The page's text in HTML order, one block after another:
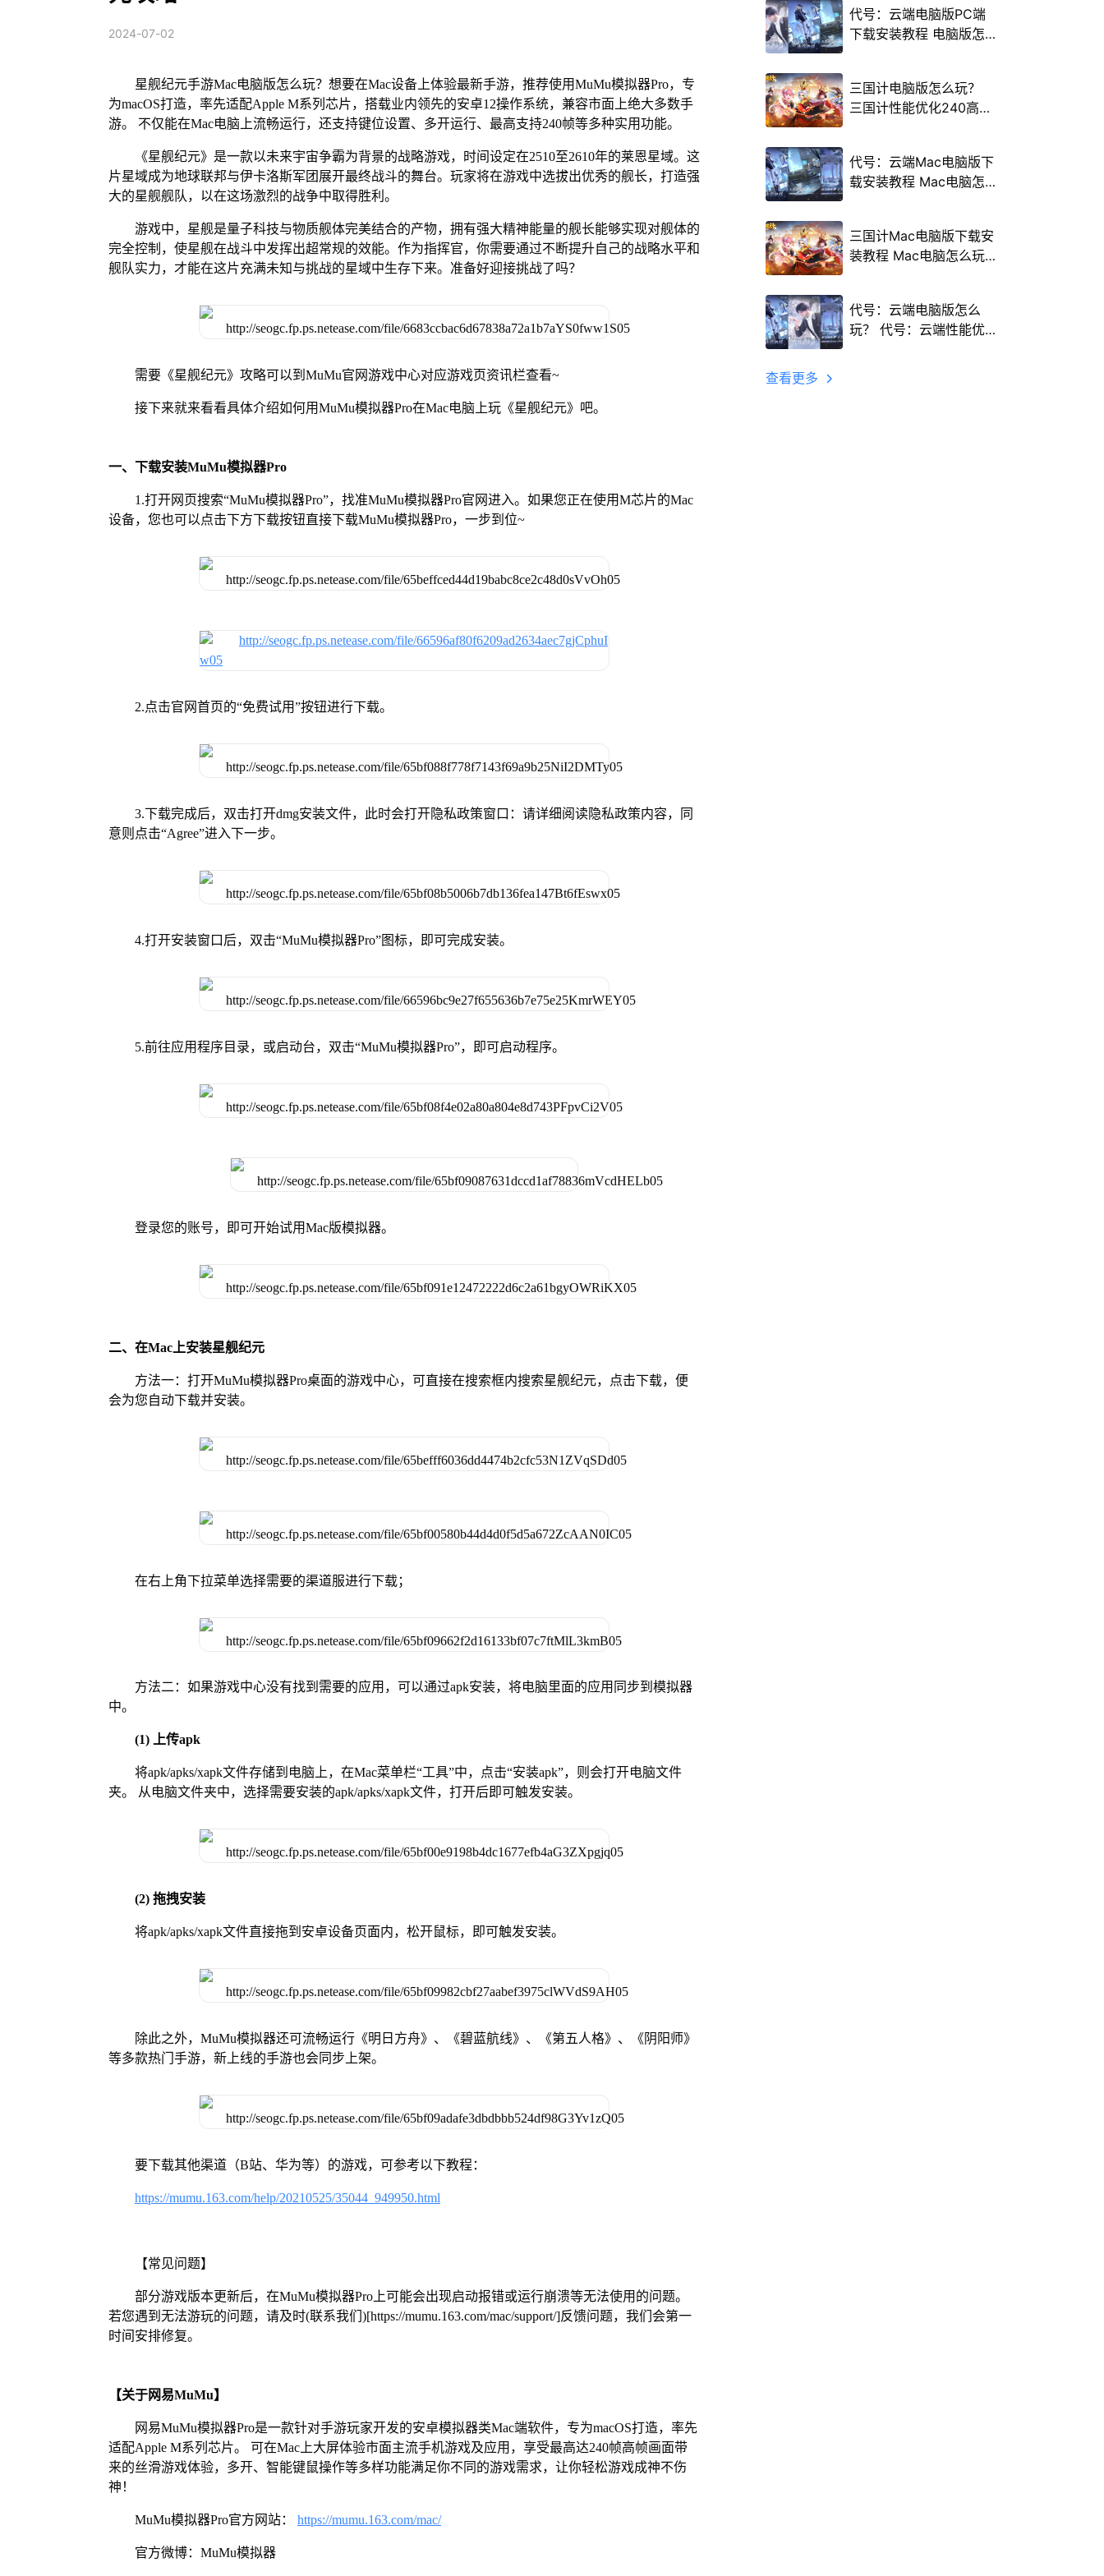
2024-07-02
星舰纪元手游Mac电脑版怎么玩？想要在Mac设备上体验最新手游，推荐使用MuMu模拟器Pro，专
为macOS打造，率先适配Apple M系列芯片，搭载业内领先的安卓12操作系统，兼容市面上绝大多数手
游。 不仅能在Mac电脑上流畅运行，还支持键位设置、多开运行、最高支持240帧等多种实用功能。
《星舰纪元》是一款以未来宇宙争霸为背景的战略游戏，时间设定在2510至2610年的莱恩星域。这
片星域成为地球联邦与伊卡洛斯军团展开最终战斗的舞台。玩家将在游戏中选拔出优秀的舰长，打造强
大的星舰舰队，以在这场激烈的战争中取得胜利。
游戏中，星舰是量子科技与物质舰体完美结合的产物，拥有强大精神能量的舰长能够实现对舰体的
完全控制，使星舰在战斗中发挥出超常规的效能。作为指挥官，你需要通过不断提升自己的战略水平和
舰队实力，才能在这片充满未知与挑战的星域中生存下来。准备好迎接挑战了吗？
需要《星舰纪元》攻略可以到MuMu官网游戏中心对应游戏页资讯栏查看~
接下来就来看看具体介绍如何用MuMu模拟器Pro在Mac电脑上玩《星舰纪元》吧。
一、下载安装MuMu模拟器Pro
1.打开网页搜索“MuMu模拟器Pro”，找准MuMu模拟器Pro官网进入。如果您正在使用M芯片的Mac
设备，您也可以点击下方下载按钮直接下载MuMu模拟器Pro，一步到位~
2.点击官网首页的“免费试用”按钮进行下载。
3.下载完成后，双击打开dmg安装文件，此时会打开隐私政策窗口：请详细阅读隐私政策内容，同
意则点击“Agree”进入下一步。
4.打开安装窗口后，双击“MuMu模拟器Pro”图标，即可完成安装。
5.前往应用程序目录，或启动台，双击“MuMu模拟器Pro”，即可启动程序。
登录您的账号，即可开始试用Mac版模拟器。
二、在Mac上安装星舰纪元
方法一：打开MuMu模拟器Pro桌面的游戏中心，可直接在搜索框内搜索星舰纪元，点击下载，便
会为您自动下载并安装。
在右上角下拉菜单选择需要的渠道服进行下载；
方法二：如果游戏中心没有找到需要的应用，可以通过apk安装，将电脑里面的应用同步到模拟器
中。
(1) 上传apk
将apk/apks/xapk文件存储到电脑上，在Mac菜单栏“工具”中，点击“安装apk”，则会打开电脑文件
夹。 从电脑文件夹中，选择需要安装的apk/apks/xapk文件，打开后即可触发安装。
(2) 拖拽安装
将apk/apks/xapk文件直接拖到安卓设备页面内，松开鼠标，即可触发安装。
除此之外，MuMu模拟器还可流畅运行《明日方舟》、《碧蓝航线》、《第五人格》、《阴阳师》
等多款热门手游，新上线的手游也会同步上架。
要下载其他渠道（B站、华为等）的游戏，可参考以下教程：
https://mumu.163.com/help/20210525/35044_949950.html
【常见问题】
部分游戏版本更新后，在MuMu模拟器Pro上可能会出现启动报错或运行崩溃等无法使用的问题。
若您遇到无法游玩的问题，请及时(联系我们)[https://mumu.163.com/mac/support/]反馈问题，我们会第一
时间安排修复。
【关于网易MuMu】
网易MuMu模拟器Pro是一款针对手游玩家开发的安卓模拟器类Mac端软件，专为macOS打造，率先
适配Apple M系列芯片。 可在Mac上大屏体验市面主流手机游戏及应用，享受最高达240帧高帧画面带
来的丝滑游戏体验，多开、智能键鼠操作等多样功能满足你不同的游戏需求，让你轻松游戏成神不伤
神！
MuMu模拟器Pro官方网站： https://mumu.163.com/mac/
官方微博：MuMu模拟器
代号：云端电脑版PC端
下载安装教程 电脑版怎
三国计电脑版怎么玩？
三国计性能优化240高帧
代号：云端Mac电脑版下
载安装教程 Mac电脑怎
三国计Mac电脑版下载安
装教程 Mac电脑怎么玩
代号：云端电脑版怎么
玩？ 代号：云端性能优
查看更多